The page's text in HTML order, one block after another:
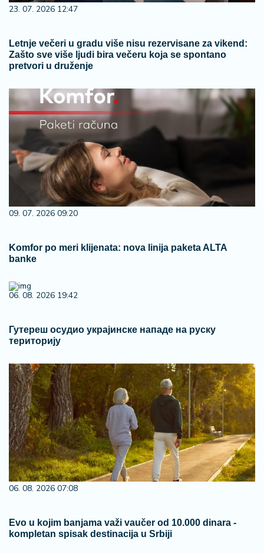
23. 07. 2026 12:47
Letnje večeri u gradu više nisu rezervisane za vikend:
Zašto sve više ljudi bira večeru koja se spontano
pretvori u druženje
09. 07. 2026 09:20
Komfor po meri klijenata: nova linija paketa ALTA
banke
06. 08. 2026 19:42
Гутереш осудио украјинске нападе на руску
територију
06. 08. 2026 07:08
Evo u kojim banjama važi vaučer od 10.000 dinara -
kompletan spisak destinacija u Srbiji